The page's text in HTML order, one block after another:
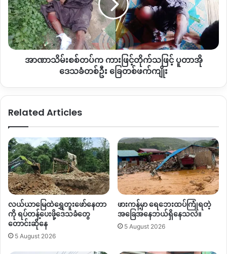
စစ်
ကောင်စီ
က
ဖမ်းဆီး
ထား
ဖြင့်
တိုက်
သဖြင့်
ပူ
တာ
တစ်ဖက်
အာဏာသိမ်းစစ်တပ်က ကားဖြင့်တိုက်သဖြင့် ပူတာအို
ဒေသခံတစ်ဦး ခြေတစ်ဖက်ကျိုး
Related Articles
လယ်ယာမြေထဲရွှေတူးဖော်နေတာ
ကို ရပ်တန့်ပေးဖို့ဒေသခံတွေ
တောင်းဆိုနေ
5 August 2026
ဖားကန့်မှာ ရေဘေးထပ်ကြုံရတဲ့
အခြေအနေဘယ်ရှိနေသလဲ။
5 August 2026